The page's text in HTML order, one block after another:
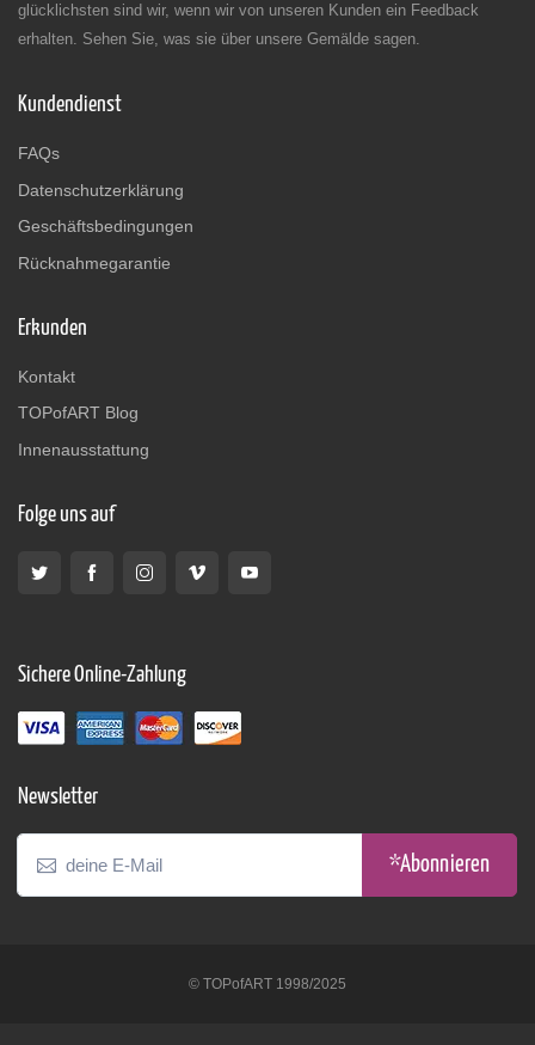
glücklichsten sind wir, wenn wir von unseren Kunden ein Feedback
erhalten. Sehen Sie, was sie über unsere Gemälde sagen.
Kundendienst
FAQs
Datenschutzerklärung
Geschäftsbedingungen
Rücknahmegarantie
Erkunden
Kontakt
TOPofART Blog
Innenausstattung
Folge uns auf
Sichere Online-Zahlung
Newsletter
*Abonnieren
© TOPofART 1998/2025